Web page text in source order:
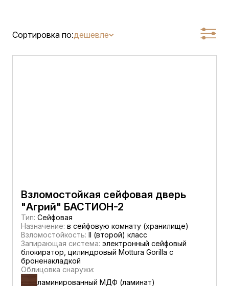
Сортировка по:дешевле
Взломостойкая сейфовая дверь
"Агрий" БАСТИОН-2
Тип: Сейфовая
Назначение: в сейфовую комнату (хранилище)
Взломостойкость: II (второй) класс
Запирающая система: электронный сейфовый
блокиратор, цилиндровый Mottura Gorilla с
броненакладкой
Облицовка снаружи:
ламинированный МДФ (ламинат)